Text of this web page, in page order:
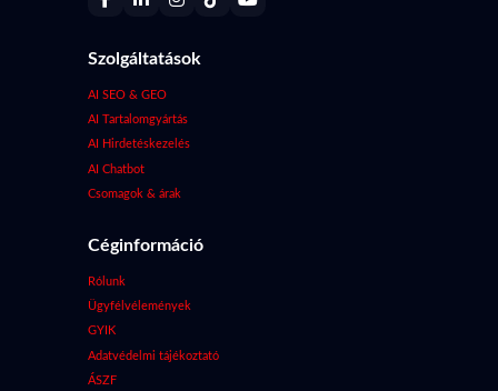
Szolgáltatások
AI SEO & GEO
AI Tartalomgyártás
AI Hirdetéskezelés
AI Chatbot
Csomagok & árak
Céginformáció
Rólunk
Ügyfélvélemények
GYIK
Adatvédelmi tájékoztató
ÁSZF